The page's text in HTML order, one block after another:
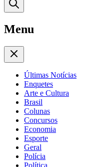
Menu
Últimas Notícias
Enquetes
Arte e Cultura
Brasil
Colunas
Concursos
Economia
Esporte
Geral
Polícia
Política